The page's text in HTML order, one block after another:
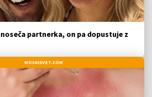
partnerka, on pa dopustuje z
MOSKISVET.COM